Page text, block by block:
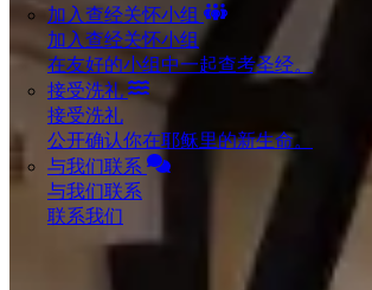
加入查经关怀小组
加入查经关怀小组
在友好的小组中一起查考圣经。
接受洗礼
接受洗礼
公开确认你在耶稣里的新生命。
与我们联系
与我们联系
联系我们